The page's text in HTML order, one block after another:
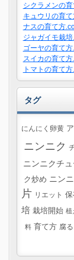
シクラメンの
キュウリの育
ナスの育て方
ジャガイモ栽
ゴーヤの育て
スイカの育て
トマトの育て
タグ
にんにく卵黄
ニンニク
ニンニクチ
ク炒め ニン
片 リエット
培 栽培開始 植
料 育て方 腐る